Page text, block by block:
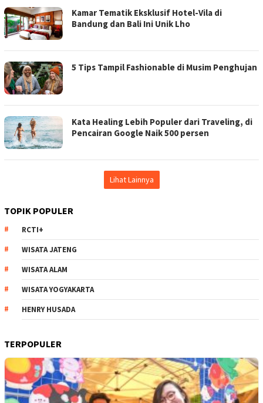
Kamar Tematik Eksklusif Hotel-Vila di
Bandung dan Bali Ini Unik Lho
5 Tips Tampil Fashionable di Musim Penghujan
Kata Healing Lebih Populer dari Traveling, di
Pencairan Google Naik 500 persen
Lihat Lainnya
TOPIK POPULER
RCTI+
WISATA JATENG
WISATA ALAM
WISATA YOGYAKARTA
HENRY HUSADA
TERPOPULER